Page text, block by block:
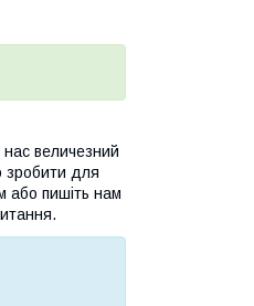
величезний
зробити для
або пишіть нам